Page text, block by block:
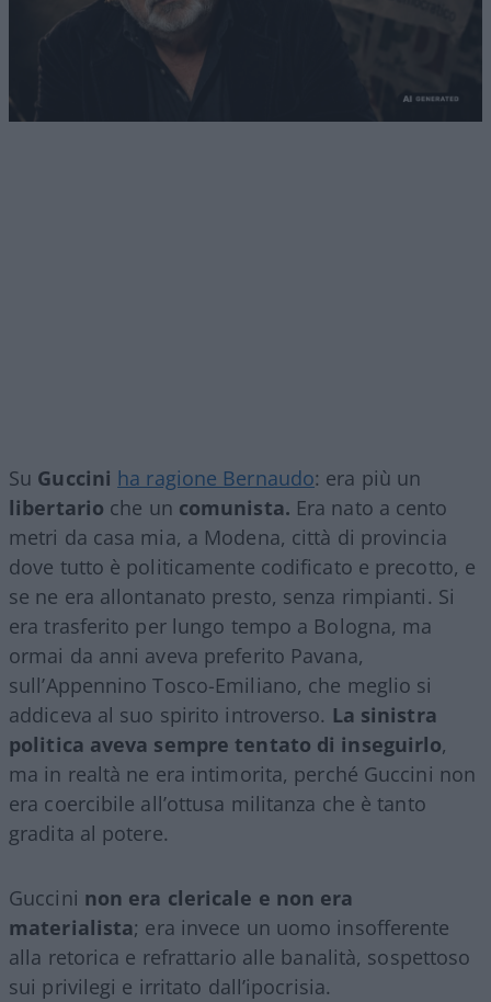
Su Guccini ha ragione Bernaudo: era più un
libertario che un comunista. Era nato a cento
metri da casa mia, a Modena, città di provincia
dove tutto è politicamente codificato e precotto, e
se ne era allontanato presto, senza rimpianti. Si
era trasferito per lungo tempo a Bologna, ma
ormai da anni aveva preferito Pavana,
sull’Appennino Tosco-Emiliano, che meglio si
addiceva al suo spirito introverso. La sinistra
politica aveva sempre tentato di inseguirlo,
ma in realtà ne era intimorita, perché Guccini non
era coercibile all’ottusa militanza che è tanto
gradita al potere.
Guccini non era clericale e non era
materialista; era invece un uomo insofferente
alla retorica e refrattario alle banalità, sospettoso
sui privilegi e irritato dall’ipocrisia.